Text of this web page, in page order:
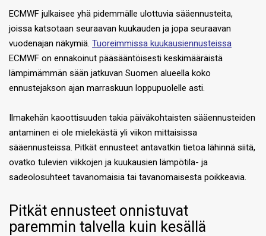
ECMWF julkaisee yhä pidemmälle ulottuvia sääennusteita,
joissa katsotaan seuraavan kuukauden ja jopa seuraavan
vuodenajan näkymiä. Tuoreimmissa kuukausiennusteissa
ECMWF on ennakoinut pääsääntöisesti keskimääräistä
lämpimämmän sään jatkuvan Suomen alueella koko
ennustejakson ajan marraskuun loppupuolelle asti.
Ilmakehän kaoottisuuden takia päiväkohtaisten sääennusteiden
antaminen ei ole mielekästä yli viikon mittaisissa
sääennusteissa. Pitkät ennusteet antavatkin tietoa lähinnä siitä,
ovatko tulevien viikkojen ja kuukausien lämpötila- ja
sadeolosuhteet tavanomaisia tai tavanomaisesta poikkeavia.
Pitkät ennusteet onnistuvat
paremmin talvella kuin kesällä